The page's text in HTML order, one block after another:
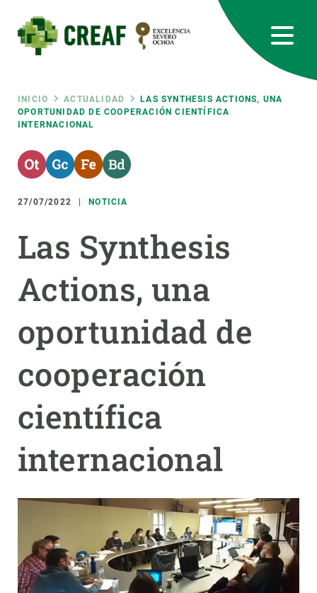
contenido
principal
Ruta
de
navegación
INICIO ACTUALIDAD
LAS SYNTHESIS ACTIONS, UNA
OPORTUNIDAD DE COOPERACIÓN CIENTÍFICA
INTERNACIONAL
27/07/2022 NOTICIA
Las Synthesis
Actions, una
oportunidad de
cooperación
científica
internacional
RRSS
Featured
responsive
Responsive
menu
INVESTIGACIÓN
CIENCIA EN ACCIÓN
PARTICIPA
NOTICIAS Y AGENDA